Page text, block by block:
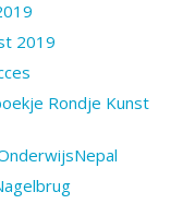
2019
Rondje Kunst